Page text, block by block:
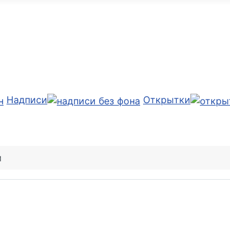
Надписи Открытки